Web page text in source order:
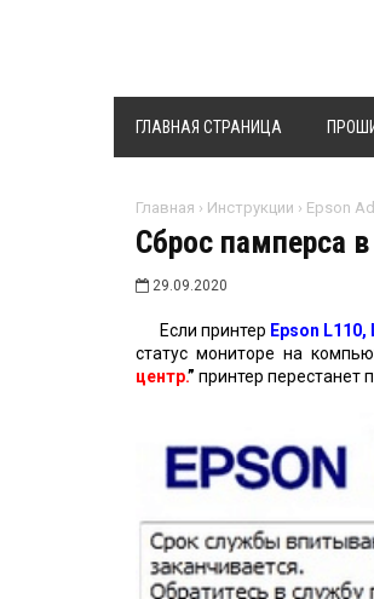
ГЛАВНАЯ СТРАНИЦА
Главная › Инструкции › Epson
Сброс памперса
29.09.2020
Если принтер Epson L110,
статус мониторе на
центр.” принтер перестанет